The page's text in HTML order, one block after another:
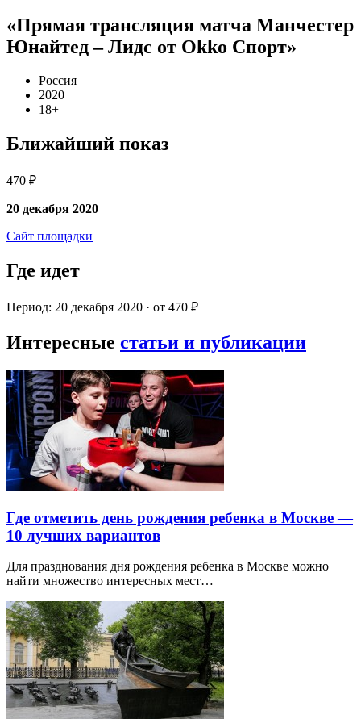
«Прямая трансляция матча Манчестер
Юнайтед – Лидс от Okko Спорт»
Россия
2020
18+
Ближайший показ
470 ₽
20 декабря 2020
Сайт площадки
Где идет
Период: 20 декабря 2020 · от 470 ₽
Интересные статьи и публикации
Где отметить день рождения ребенка в Москве —
10 лучших вариантов
Для празднования дня рождения ребенка в Москве можно
найти множество интересных мест…